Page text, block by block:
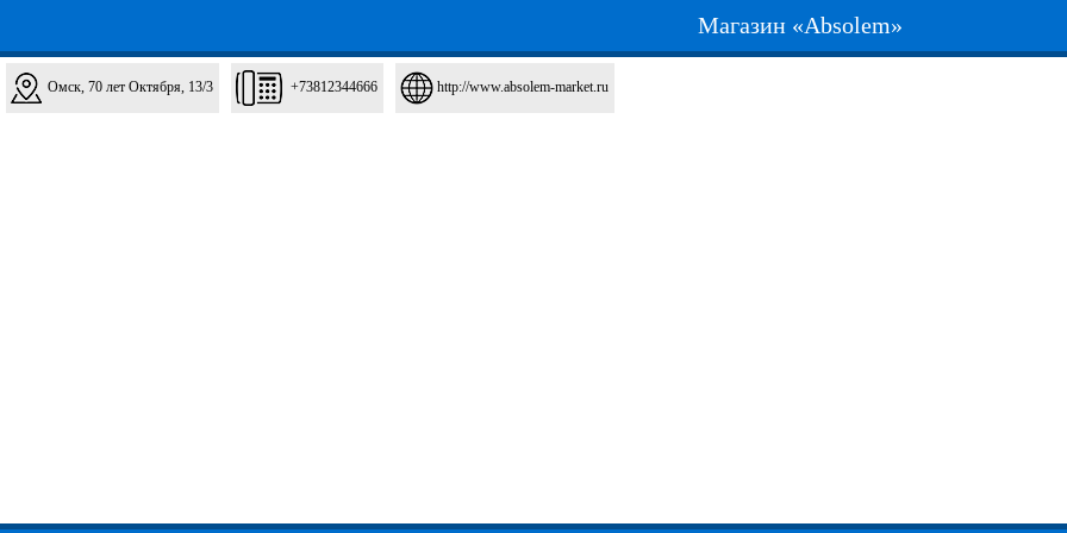
Магазин «Absolem»
Омск, 70 лет Октября, 13/3 +73812344666 http://www.absolem-market.ru